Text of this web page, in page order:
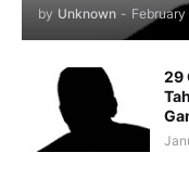
by Unknown -
29